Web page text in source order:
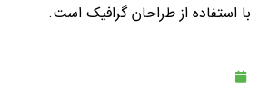
با استفاده از طراحان گرافیک است.